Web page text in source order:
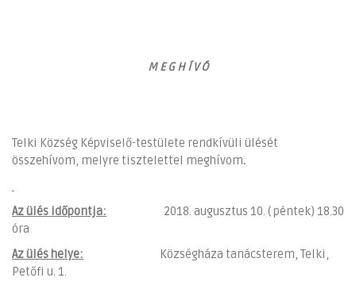
M E G H Í V Ó
Telki Község Képviselő-testülete rendkívüli ülését
összehívom, melyre tisztelettel meghívom.
Az ülés időpontja: 2018. augusztus 10. ( péntek) 18.30
óra
Az ülés helye: Községháza tanácsterem, Telki,
Petőfi u. 1.